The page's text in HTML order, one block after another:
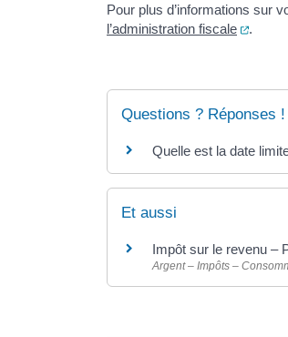
Pour plus d’informations sur
l’administration fiscale
.
Questions ? Réponses !
Quelle est la date
Et aussi
Impôt sur le revenu –
Argent – Impôts –